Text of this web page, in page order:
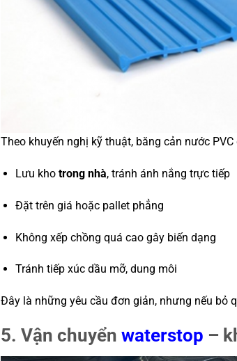
Theo khuyến nghị kỹ thuật, băng cản nước
Lưu kho trong nhà, tránh ánh nắng trực tiếp
Đặt trên giá hoặc pallet phẳng
Không xếp chồng quá cao gây biến dạng
Tránh tiếp xúc dầu mỡ, dung môi
Đây là những yêu cầu đơn giản, nhưng nếu bỏ
5. Vận chuyển waterstop –